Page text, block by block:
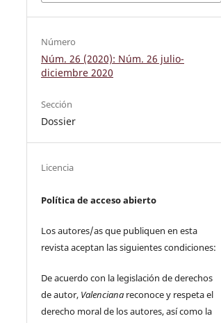
Número
Núm. 26 (2020): Núm. 26 julio-
diciembre 2020
Sección
Dossier
Licencia
Política de acceso abierto
Los autores/as que publiquen en esta
revista aceptan las siguientes condiciones:
De acuerdo con la legislación de derechos
de autor, Valenciana reconoce y respeta el
derecho moral de los autores, así como la